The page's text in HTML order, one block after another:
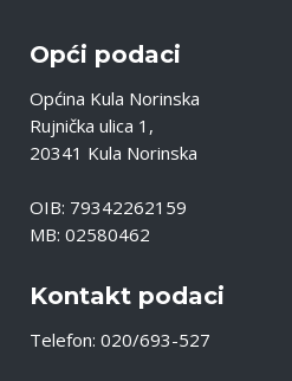
Opći podaci
Općina Kula Norinska
Rujnička ulica 1,
20341 Kula Norinska
OIB: 79342262159
MB: 02580462
Kontakt podaci
Telefon: 020/693-527